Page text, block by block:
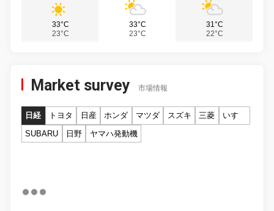
33°C
23°C
33°C
23°C
31°C
22°C
Market survey 市場情報
日経 トヨタ 日産 ホンダ マツダ スズキ 三菱
いすゞ
SUBARU
日野 ヤマハ発動機